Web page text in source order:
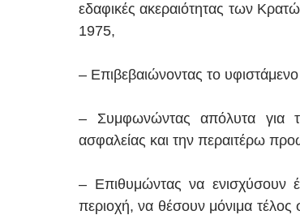
εδαφικές ακεραιότητας των
1975,
– Επιβεβαιώνοντας το
– Συμφωνώντας απόλυτα για
ασφαλείας και την περαιτέρω
– Επιθυμώντας να ενισχύσουν
περιοχή, να θέσουν μόνιμα τέλος